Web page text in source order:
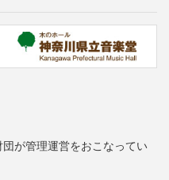
が管理運営をおこなってい